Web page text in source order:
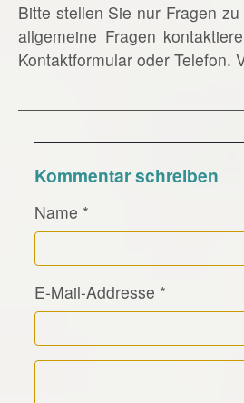
Bitte stellen Sie nur Fragen
allgemeine Fragen
Kontaktformular oder Telefon.
Kommentar schreiben
Name *
E-Mail-Addresse *
Kommentar Text